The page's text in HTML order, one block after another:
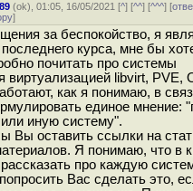
(ok), 01:05, 16/05/2021 [^] [^^] [^^^] [
]
за беспокойство, я
курса, мне бы
почитать про системы
виртуализацией libvirt, PVE,
как я понимаю, в
единое мнение:
иную систему".
Вы оставить ссылки на
Я понимаю, что в
про каждую
Вас сделать это,